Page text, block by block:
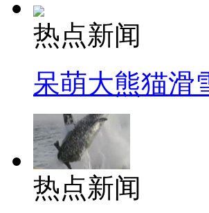
热点新闻
呆萌大熊猫滑
热点新闻